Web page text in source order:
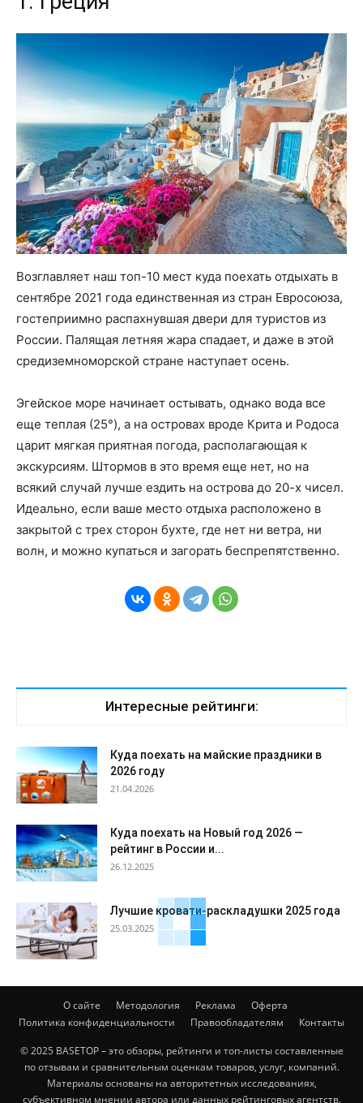
Возглавляет наш топ-10 мест куда поехать отдыхать в
сентябре 2021 года единственная из стран Евросоюза,
гостеприимно распахнувшая двери для туристов из
России. Палящая летняя жара спадает, и даже в этой
средиземноморской стране наступает осень.
Эгейское море начинает остывать, однако вода все
еще теплая (25°), а на островах вроде Крита и Родоса
царит мягкая приятная погода, располагающая к
экскурсиям. Штормов в это время еще нет, но на
всякий случай лучше ездить на острова до 20-х чисел.
Идеально, если ваше место отдыха расположено в
закрытой с трех сторон бухте, где нет ни ветра, ни
волн, и можно купаться и загорать беспрепятственно.
Интересные рейтинги:
Куда поехать на майские праздники в
2026 году
21.04.2026
Куда поехать на Новый год 2026 —
рейтинг в России и...
26.12.2025
Лучшие кровати-раскладушки 2025 года
25.03.2025
О сайте Методология Реклама
Оферта
Политика конфиденциальности
Правообладателям Контакты
© 2025 BASETOP – это обзоры, рейтинги и топ-листы составленные
по отзывам и сравнительным оценкам товаров, услуг, компаний.
Материалы основаны на авторитетных исследованиях,
субъективном мнении автора или данных рейтинговых агентств.